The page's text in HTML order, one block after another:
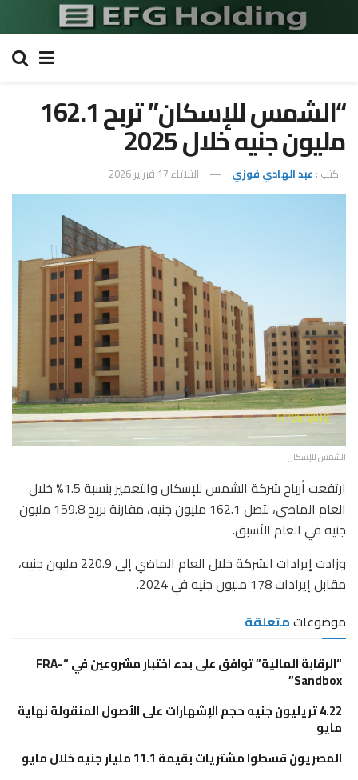
“الشمس للإسكان” تربح 162.1
مليون جنيه خلال 2025
كتب : عبد الهادي فوزي الثلاثاء 17 فبراير 2026
الشمس للإسكان
ارتفعت أرباح شركة الشمس للإسكان والتعمير بنسبة 1.5% خلال
العام الماضي، لتصل 162.1 مليون جنيه، مقارنة بربح 159.8 مليون
جنيه في العام الأسبق.
وزادت إيرادات الشركة خلال العام الماضي إلى 220.9 مليون جنيه،
مقابل إيرادات 178 مليون جنيه في 2024.
موضوعاتمتعلقة
“الرقابة المالية” توافق على بدء اختبار مشروعين في “FRA-
Sandbox”
4.22 تريليون جنيه حجم الإشهارات على الأصول المنقولة نهاية
مايو
المصريون قسطوا مشتريات بقيمة 11.1 مليار جنيه خلال مايو